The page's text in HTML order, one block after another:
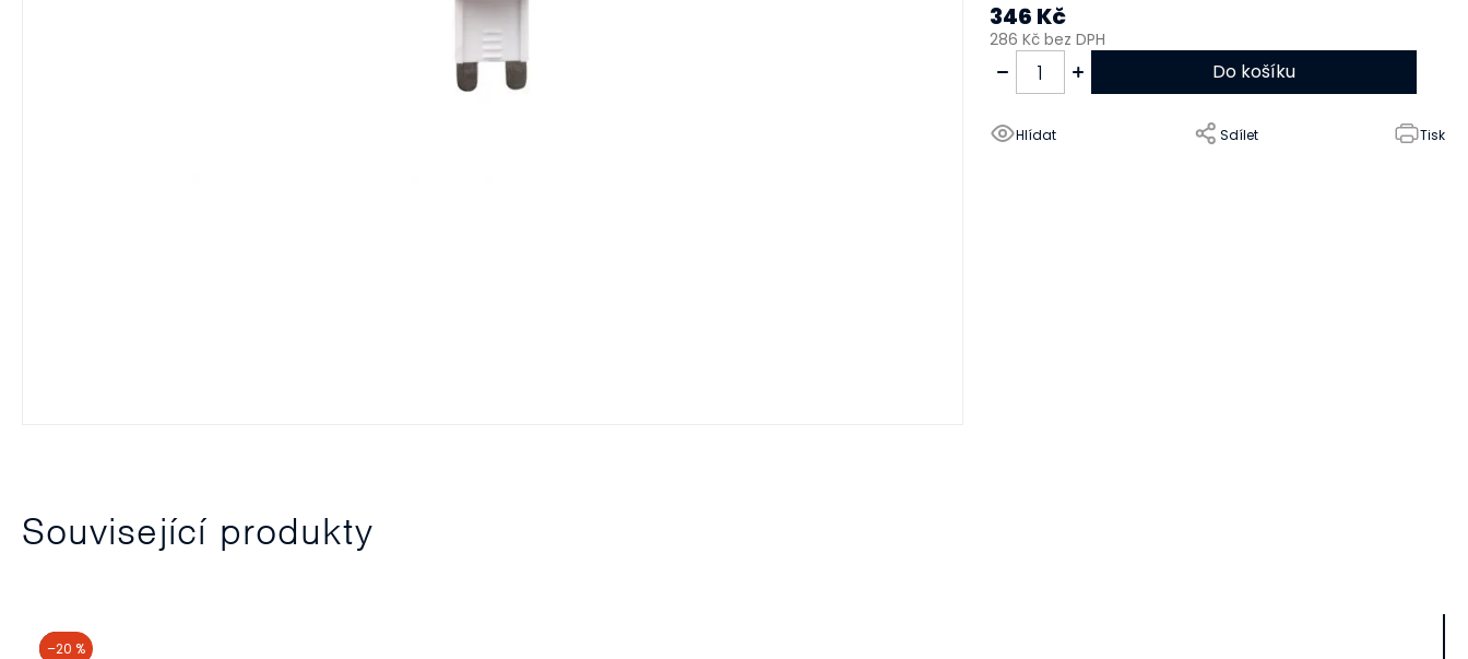
Tisk
Hlídat Sdílet
346 Kč
286 Kč bez DPH
Do košíku
Související produkty
akce
–20 %